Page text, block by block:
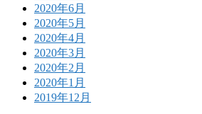
2020年6月
2020年5月
2020年4月
2020年3月
2020年2月
2020年1月
2019年12月